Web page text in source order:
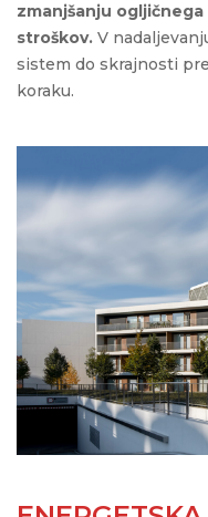
zmanjšanju
stroškov. V
sistem do skrajnosti
koraku.